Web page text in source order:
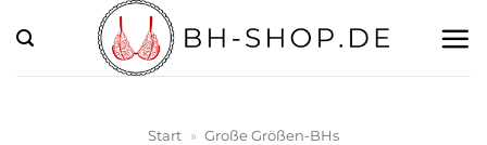
Inhalt
springen
Start » Große Größen-BHs